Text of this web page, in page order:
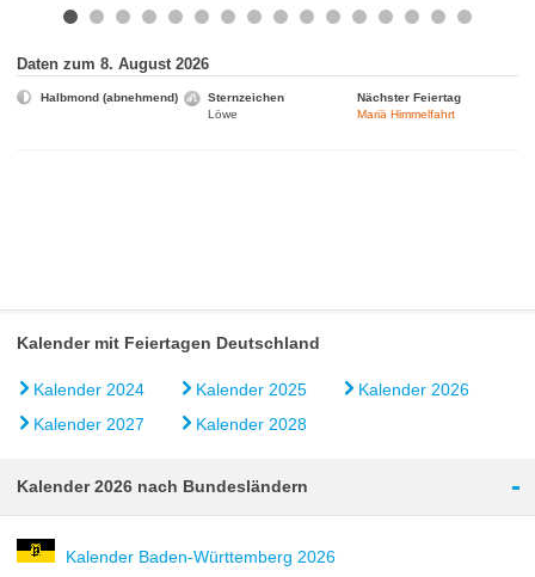
Daten zum 8. August 2026
Halbmond (abnehmend)
Sternzeichen
Löwe
Nächster Feiertag
Mariä Himmelfahrt
Kalender mit Feiertagen Deutschland
Kalender 2024 Kalender 2025
Kalender 2026
Kalender 2027
Kalender 2028
Kalender 2026 nach Bundesländern -
Kalender Baden-Württemberg 2026